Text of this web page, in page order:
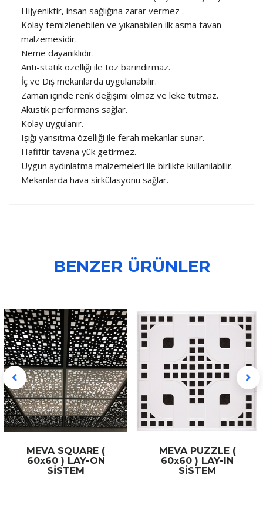
Hijyeniktir, insan sağlığına zarar vermez .
Kolay temizlenebilen ve yıkanabilen ilk asma tavan
malzemesidir.
Neme dayanıklıdır.
Anti-statik özelliği ile toz barındırmaz.
İç ve Dış mekanlarda uygulanabilir.
Zaman içinde renk değişimi olmaz ve leke tutmaz.
Akustik performans sağlar.
Kolay uygulanır.
Işığı yansıtma özelliği ile ferah mekanlar sunar.
Hafiftir tavana yük getirmez.
Uygun aydınlatma malzemeleri ile birlikte kullanılabilir.
Mekanlarda hava sirkülasyonu sağlar.
BENZER ÜRÜNLER
MEVA SQUARE (
60x60 ) LAY-ON
SİSTEM
MEVA PUZZLE (
60x60 ) LAY-IN
SİSTEM